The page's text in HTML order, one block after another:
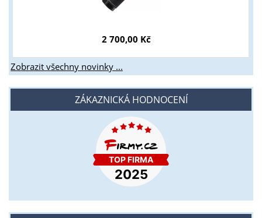
2 700,00 Kč
Zobrazit všechny novinky ...
ZÁKAZNICKÁ HODNOCENÍ